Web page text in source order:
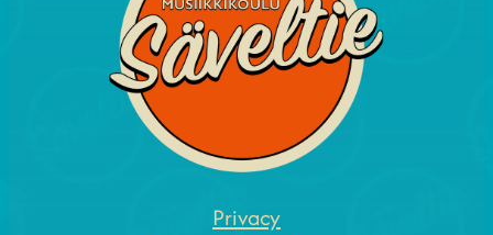
Privacy